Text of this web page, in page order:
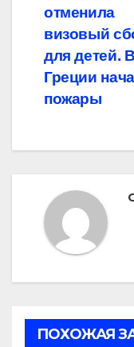
отменила
визовый
для детей. В
Греции
пожары
ПОХОЖАЯ